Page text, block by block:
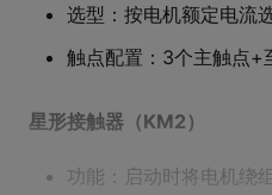
选型：按电机额定电流
触点配置：3个主触点+
星形接触器（KM2）
功能：启动时将电机绕